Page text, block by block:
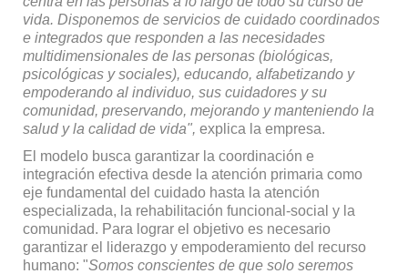
vida. Disponemos de servicios de cuidado coordinados
e integrados que responden a las necesidades
multidimensionales de las personas (biológicas,
psicológicas y sociales), educando, alfabetizando y
empode­rando al individuo, sus cuidadores y su
comunidad, preservando, me­jorando y manteniendo la
salud y la calidad de vida", explica la empresa.
El modelo busca garantizar la coordinación e
integración efectiva desde la atención pri­maria como
eje fundamental del cuidado hasta la atención
especializada, la rehabilitación funcional-social y la
comunidad. Para lograr el objetivo es nece­sario
garantizar el liderazgo y empoderamiento del recurso
humano: "Somos conscientes de que solo seremos